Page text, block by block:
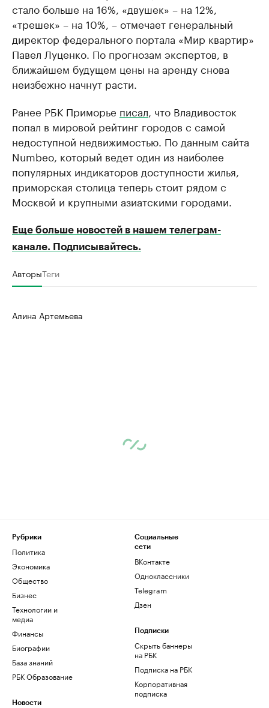
стало больше на 16%, «двушек» – на 12%,
«трешек» – на 10%, – отмечает генеральный
директор федерального портала «Мир квартир»
Павел Луценко. По прогнозам экспертов, в
ближайшем будущем цены на аренду снова
неизбежно начнут расти.
Ранее РБК Приморье писал , что Владивосток
попал в мировой рейтинг городов с самой
недоступной недвижимостью. По данным сайта
Numbeo, который ведет один из наиболее
популярных индикаторов доступности жилья,
приморская столица теперь стоит рядом с
Москвой и крупными азиатскими городами.
Еще больше новостей в нашем телеграм-
канале. Подписывайтесь.
АвторыТеги
Алина Артемьева
Рубрики
Политика
Экономика
Общество
Бизнес
Технологии и
медиа
Финансы
Биографии
База знаний
РБК Образование
Новости
Социальные
сети
ВКонтакте
Одноклассники
Telegram
Дзен
Подписки
Скрыть баннеры
на РБК
Подписка на РБК
Корпоративная
подписка